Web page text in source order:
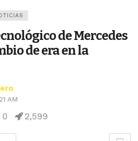
de Mercedes
de era en la
AM
0 2,599